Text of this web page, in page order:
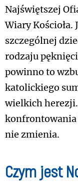
Najświętszej
Wiary Kościoła.
szczególnej
rodzaju
powinno to
katolickiego
wielkich
konfrontowania
nie zmienia.
Czym jest